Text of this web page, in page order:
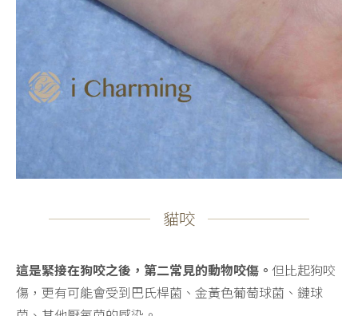
貓咬
這是緊接在狗咬之後，第二常見的動物咬傷。 但比起狗咬
傷，更有可能會受到巴氏桿菌、金黃色葡萄球菌、鏈球